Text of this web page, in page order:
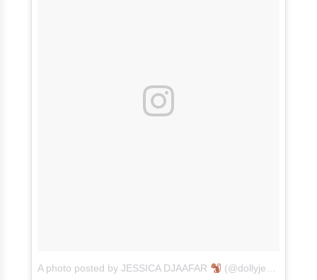
A photo posted by JESSICA DJAAFAR (@dollyjessy)